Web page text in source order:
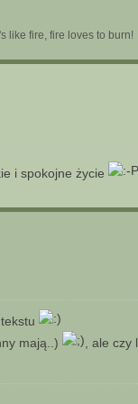
like fire, fire loves to burn!
i spokojne życie
mają..)
, ale